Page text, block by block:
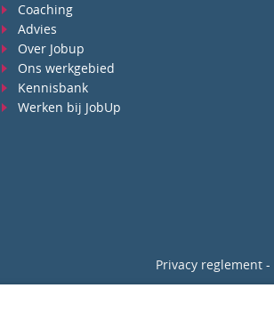
Coaching
Advies
Over Jobup
Ons werkgebied
Kennisbank
Werken bij JobUp
Privacy reglement -